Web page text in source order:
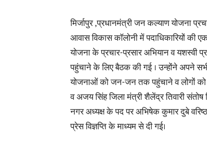
मिर्जापुर ,प्रधानमंत्री जन कल्याण योजना
आवास विकास कॉलोनी में पदाधिकारियों की
योजना के प्रचार-प्रसार अभियान व
पहुंचाने के लिए बैठक की गई । उन्होंने अपने
योजनाओं को जन-जन तक पहुंचाने व लोगों को
व अजय सिंह जिला मंत्री शैलेंद्र तिवारी
नगर अध्यक्ष के पद पर अभिषेक कुमार दुबे
प्रेस विज्ञप्ति के माध्यम से दी गई।